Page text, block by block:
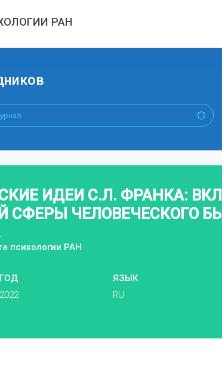
РАН
ИДЕИ С.Л. ФРАНКА:
СФЕРЫ ЧЕЛОВЕЧЕСКОГО
психологии РАН
ГОД
2022
ЯЗЫК
RU